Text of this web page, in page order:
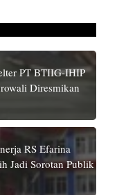
PT BTIIG-IHIP
Diresmikan
RS Efarina
Jadi Sorotan Publik